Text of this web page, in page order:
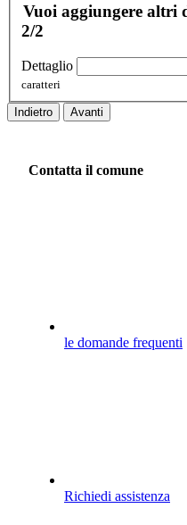
Vuoi aggiungere altri
2/2
Dettaglio
caratteri
Indietro Avanti
Contatta il comune
le domande frequenti
Richiedi assistenza